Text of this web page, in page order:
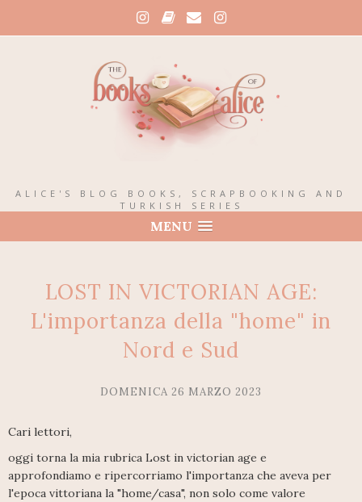
ALICE'S BLOG BOOKS, SCRAPBOOKING AND
TURKISH SERIES
MENU
LOST IN VICTORIAN AGE:
L'importanza della "home" in
Nord e Sud
DOMENICA 26 MARZO 2023
Cari lettori,
oggi torna la mia rubrica Lost in victorian age e
approfondiamo e ripercorriamo l'importanza che aveva per
l'epoca vittoriana la "home/casa", non solo come valore